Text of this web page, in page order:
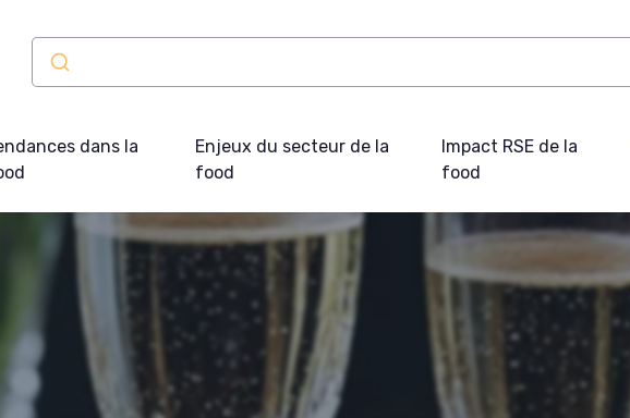
dans la
Enjeux du secteur de la
food
Impact RSE de la
food